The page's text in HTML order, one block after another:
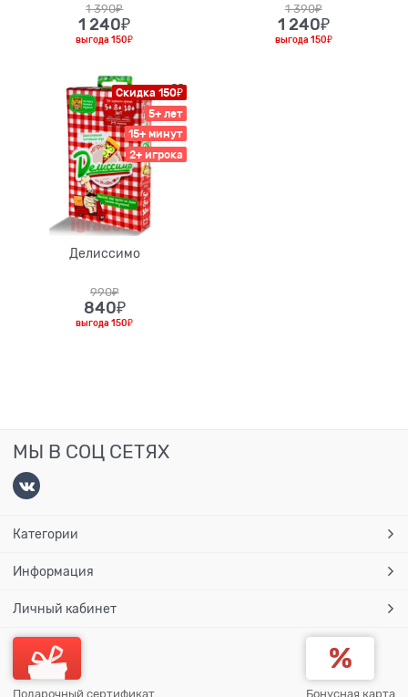
1 390₽
1 240₽
выгода150₽
1 390₽
1 240₽
выгода 150₽
Скидка 150₽
5+ лет
15+ минут
2+ игрока
Делиссимо
990₽
840₽
выгода150₽
МЫ В СОЦ СЕТЯХ
Категории
Информация
Личный кабинет
Подарочный сертификат Бонусная карта